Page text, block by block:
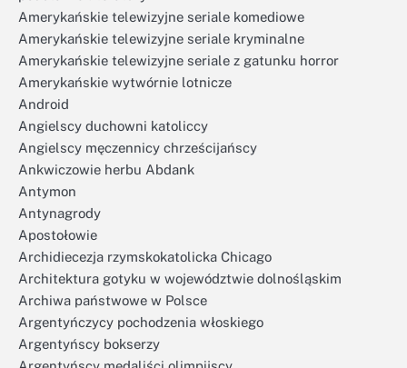
Amerykańskie telewizyjne seriale komediowe
Amerykańskie telewizyjne seriale kryminalne
Amerykańskie telewizyjne seriale z gatunku horror
Amerykańskie wytwórnie lotnicze
Android
Angielscy duchowni katoliccy
Angielscy męczennicy chrześcijańscy
Ankwiczowie herbu Abdank
Antymon
Antynagrody
Apostołowie
Archidiecezja rzymskokatolicka Chicago
Architektura gotyku w województwie dolnośląskim
Archiwa państwowe w Polsce
Argentyńczycy pochodzenia włoskiego
Argentyńscy bokserzy